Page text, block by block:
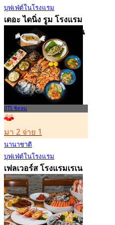
บุฟเฟ่ต์ในโรงแรม
เดอะ ไดนิ่ง รูม โรงแรม
แกรนด์ ไฮแอท เอราวัณ
4.8
21.2K การจอง
จาก฿ 1,087.5
BTS ชิดลม
มา 2 จ่าย 1
นานาชาติ
บุฟเฟ่ต์ในโรงแรม
เฟลเวอร์ส โรงแรมเรเน
ซองส์ กรุงเทพฯ
4.6
17.1K การจอง
จาก฿ 545